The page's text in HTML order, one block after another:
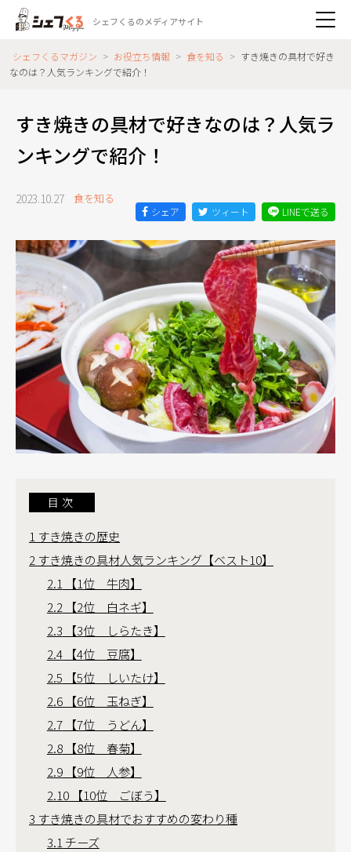
シェフくるのメディアサイト
シェフくるマガジン > お役立ち情報 > 食を知る > すき焼きの具材で好き
なのは？人気ランキングで紹介！
すき焼きの具材で好きなのは？人気ラ
ンキングで紹介！
2023.10.27 食を知る
シェア ツィート LINEで送る
目次
1 すき焼きの歴史
2 すき焼きの具材人気ランキング【ベスト10】
2.1
【1位 牛肉】
2.2 【2位 白ネギ】
2.3 【3位 しらたき】
2.4【4位 豆腐】
2.5 【5位 しいたけ】
2.6【6位 玉ねぎ】
2.7【7位 うどん】
2.8【8位 春菊】
2.9【9位 人参】
2.10【10位 ごぼう】
3 すき焼きの具材でおすすめの変わり種
3.1 チーズ